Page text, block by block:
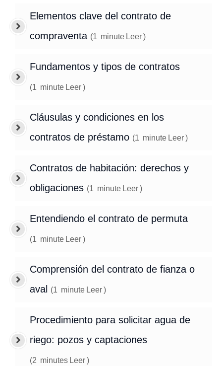
Elementos clave del contrato de
compraventa (1 minute Leer)
Fundamentos y tipos de contratos
(1 minute Leer)
Cláusulas y condiciones en los
contratos de préstamo (1 minute Leer)
Contratos de habitación: derechos y
obligaciones (1 minute Leer)
Entendiendo el contrato de permuta
(1 minute Leer)
Comprensión del contrato de fianza o
aval
(1 minute Leer)
Procedimiento para solicitar agua de
riego: pozos y captaciones
(2 minutes Leer)